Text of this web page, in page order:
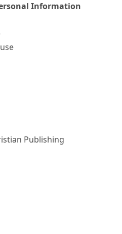
Information
Publishing